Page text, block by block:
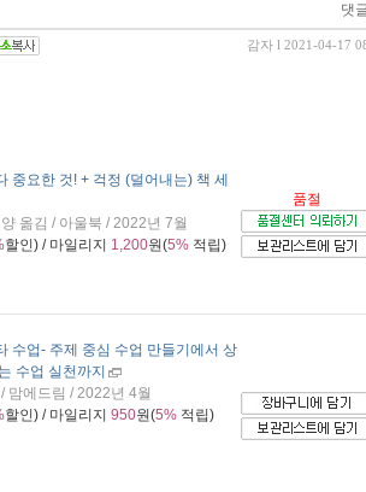
댓
감자 l 2021-04-17
중요한 것! + 걱정 (덜어내는) 책 세
옮김 / 아울북 / 2022년 7월
할인) / 마일리지 1,200원(5% 적립)
품절
수업- 주제 중심 수업 만들기에서 상
수업 실천까지
맘에드림 / 2022년 4월
할인) / 마일리지 950원(5% 적립)